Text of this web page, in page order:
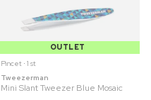
OUTLET
Pincet ⋅ 1 st
Tweezerman
Mini Slant Tweezer Blue Mosaic